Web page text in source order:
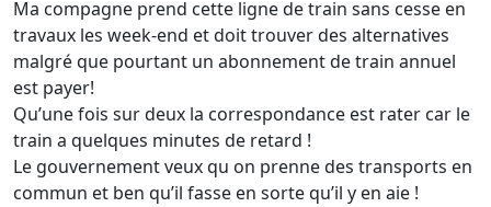
Ma compagne prend cette ligne de train sans cesse en
travaux les week-end et doit trouver des alternatives
malgré que pourtant un abonnement de train annuel
est payer!
Qu’une fois sur deux la correspondance est rater car le
train a quelques minutes de retard !
Le gouvernement veux qu on prenne des transports en
commun et ben qu’il fasse en sorte qu’il y en aie !